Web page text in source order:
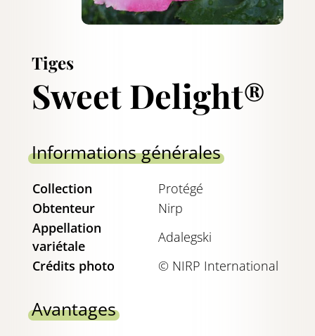
Tiges
Sweet Delight®
Informations générales
Collection
Protégé
Obtenteur
Nirp
Appellation
variétale
Adalegski
Crédits photo
© NIRP International
Avantages